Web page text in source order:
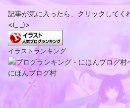
記事が気に入ったら、クリックしてく
<(_ _)>
イラストランキング
にほんブログ村